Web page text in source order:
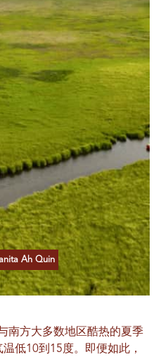
Ah Quin
南方大多数地区酷热的夏季
低10到15度。即便如此，